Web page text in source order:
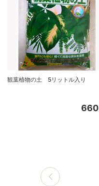
観葉植物の土 5リットル入り
660